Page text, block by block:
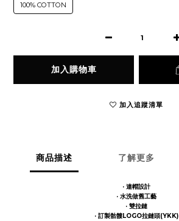
100% COTTON
加入購物車
加入追蹤清單
商品描述 了解更多
· 連帽設計
· 水洗做舊工藝
· 雙拉鏈
· 訂製骷髏LOGO拉鏈頭(YKK)